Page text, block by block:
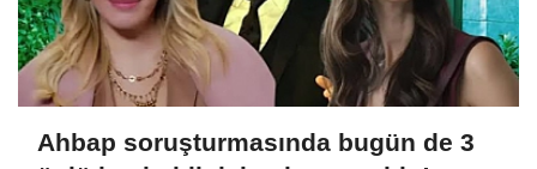
Ahbap soruşturmasında bugün de 3